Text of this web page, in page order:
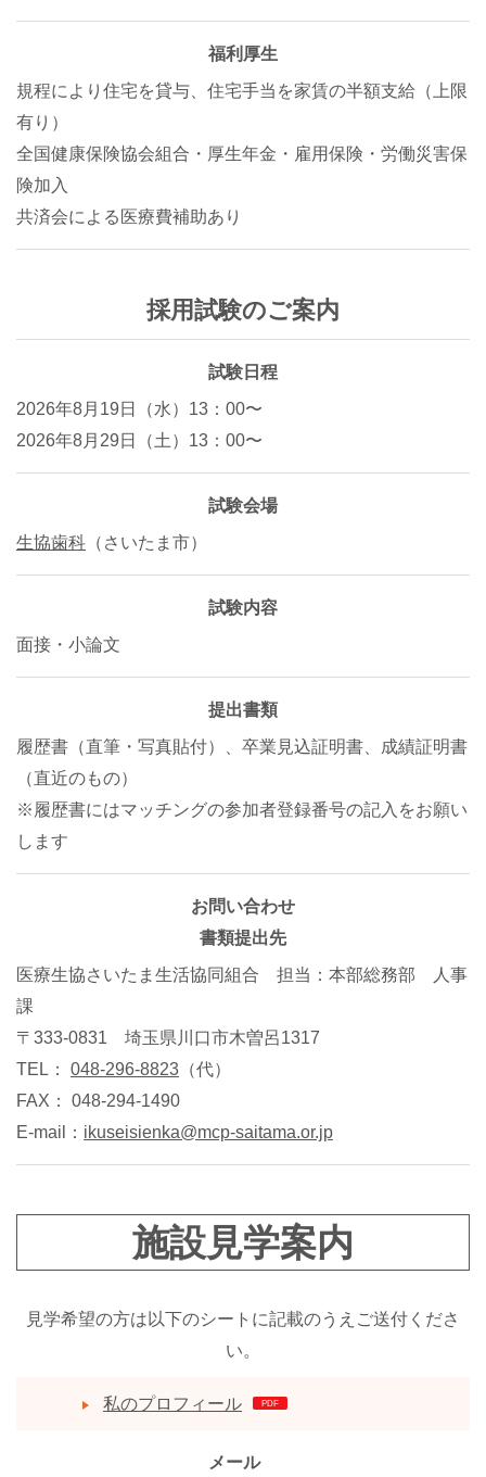
福利厚生
規程により住宅を貸与、住宅手当を家賃の半額支給（上限
有り）
全国健康保険協会組合・厚生年金・雇用保険・労働災害保
険加入
共済会による医療費補助あり
採用試験のご案内
試験日程
2026年8月19日（水）13：00〜
2026年8月29日（土）13：00〜
試験会場
生協歯科 （さいたま市）
試験内容
面接・小論文
提出書類
履歴書（直筆・写真貼付）、卒業見込証明書、成績証明書
（直近のもの）
※履歴書にはマッチングの参加者登録番号の記入をお願い
します
お問い合わせ
書類提出先
医療生協さいたま生活協同組合 担当：本部総務部 人事
課
〒333-0831 埼玉県川口市木曽呂1317
TEL： 048-296-8823 （代）
FAX： 048-294-1490
E-mail： ikuseisienka mcp-saitama.or.jp
施設見学案内
見学希望の方は以下のシートに記載のうえご送付くださ
い。
私のプロフィール
メール